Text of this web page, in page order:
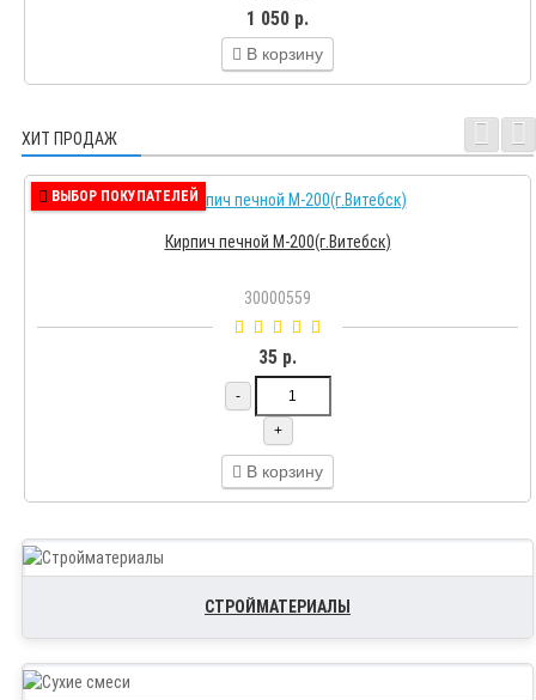
1 050 р.
В корзину
ХИТ ПРОДАЖ
ВЫБОР ПОКУПАТЕЛЕЙ
Кирпич печной М-200(г.Витебск)
30000559
35 р.
-
+
В корзину
СТРОЙМАТЕРИАЛЫ